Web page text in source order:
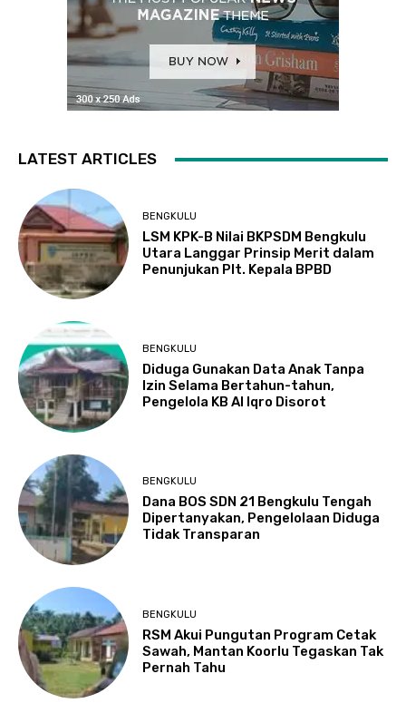
LATEST ARTICLES
BENGKULU
LSM KPK-B Nilai BKPSDM Bengkulu
Utara Langgar Prinsip Merit dalam
Penunjukan Plt. Kepala BPBD
BENGKULU
Diduga Gunakan Data Anak Tanpa
Izin Selama Bertahun-tahun,
Pengelola KB Al Iqro Disorot
BENGKULU
Dana BOS SDN 21 Bengkulu Tengah
Dipertanyakan, Pengelolaan Diduga
Tidak Transparan
BENGKULU
RSM Akui Pungutan Program Cetak
Sawah, Mantan Koorlu Tegaskan Tak
Pernah Tahu